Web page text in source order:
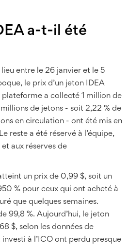
a-t-il été
lieu entre le 26 janvier et le 5
le prix d’un jeton IDEA
a collecté 1 million de
millions de jetons - soit 2,22 % de
en circulation - ont été mis en
reste a été réservé à l’équipe,
aux réserves de
un prix de 0,99 $, soit un
% pour ceux qui ont acheté à
que quelques semaines.
99,8 %. Aujourd’hui, le jeton
$, selon les données de
à l’ICO ont perdu presque